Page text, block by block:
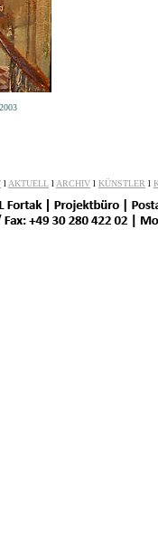
l AKTUELL l ARCHIV l KÜNSTLER l